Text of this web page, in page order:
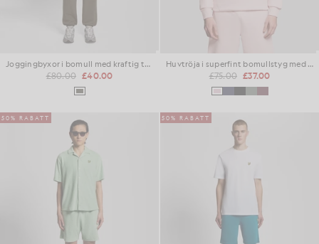
Joggingbyxor i bomull med kraftig tvätt
£80.00 £40.00
Huvtröja i superfint bomullstyg med loopback-struktur
£75.00 £37.00
50% RABATT 50% RABATT